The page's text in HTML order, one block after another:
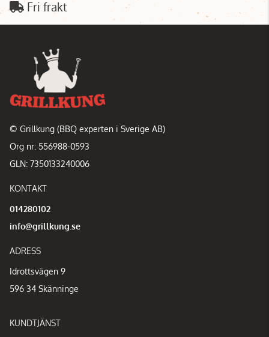
Fri frakt
© Grillkung (BBQ experten i Sverige AB)
Org nr: 556988-0593
GLN: 7350133240006
KONTAKT
014280102
info@grillkung.se
ADRESS
Idrottsvägen 9
596 34 Skänninge
KUNDTJÄNST